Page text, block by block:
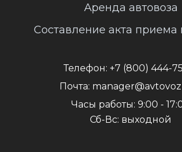
Аренда автовоза
Составление акта приема
Телефон: +7 (800) 444-
Почта:
Часы работы: 9:00 -
Сб-Вс: выходной